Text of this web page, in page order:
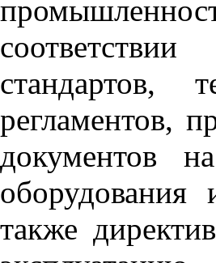
стандартов,
регламентов,
документов
оборудования
также